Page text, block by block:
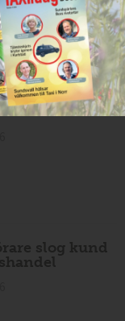
för 80 000
snyggaste
slog kund